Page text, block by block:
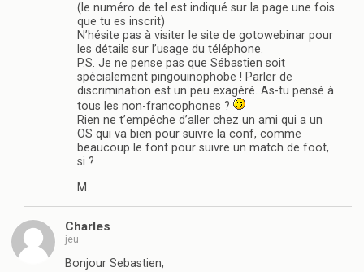
(le numéro de tel est indiqué sur la page une fois
que tu es inscrit)
N’hésite pas à visiter le site de gotowebinar pour
les détails sur l’usage du téléphone.
P.S. Je ne pense pas que Sébastien soit
spécialement pingouinophobe ! Parler de
discrimination est un peu exagéré. As-tu pensé à
tous les non-francophones ?
Rien ne t’empêche d’aller chez un ami qui a un
OS qui va bien pour suivre la conf, comme
beaucoup le font pour suivre un match de foot,
si ?
M.
Charles
jeu
Bonjour Sebastien,